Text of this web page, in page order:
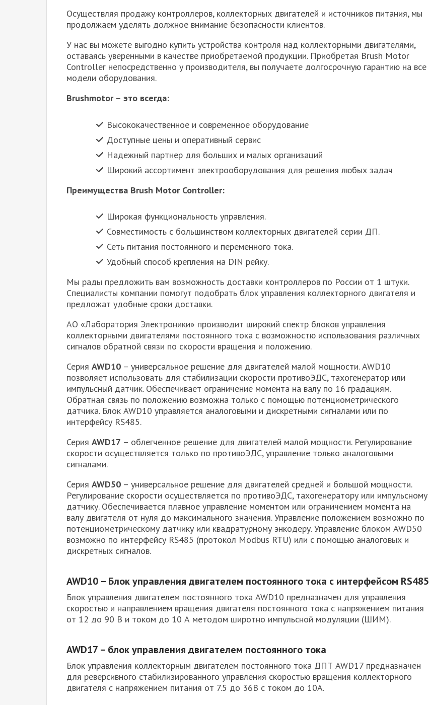
Осуществляя продажу контроллеров, коллекторных двигателей и источников питания, мы
продолжаем уделять должное внимание безопасности клиентов.
У нас вы можете выгодно купить устройства контроля над коллекторными двигателями,
оставаясь уверенными в качестве приобретаемой продукции. Приобретая Brush Motor
Controller непосредственно у производителя, вы получаете долгосрочную гарантию на все
модели оборудования.
Brushmotor – это всегда:
Высококачественное и современное оборудование
Доступные цены и оперативный сервис
Надежный партнер для больших и малых организаций
Широкий ассортимент электрооборудования для решения любых задач
Преимущества Brush Motor Controller:
Широкая функциональность управления.
Совместимость с большинством коллекторных двигателей серии ДП.
Сеть питания постоянного и переменного тока.
Удобный способ крепления на DIN рейку.
Мы рады предложить вам возможность доставки контроллеров по России от 1 штуки.
Специалисты компании помогут подобрать блок управления коллекторного двигателя и
предложат удобные сроки доставки.
АО «Лаборатория Электроники» производит широкий спектр блоков управления
коллекторными двигателями постоянного тока с возможностю использования различных
сигналов обратной связи по скорости вращения и положению.
Серия AWD10 – универсальное решение для двигателей малой мощности. AWD10
позволяет использовать для стабилизации скорости противоЭДС, тахогенератор или
импульсный датчик. Обеспечивает ограничение момента на валу по 16 градациям.
Обратная связь по положению возможна только с помощью потенциометрического
датчика. Блок AWD10 управляется аналоговыми и дискретными сигналами или по
интерфейсу RS485.
Серия AWD17 – облегченное решение для двигателей малой мощности. Регулирование
скорости осуществляется только по противоЭДС, управление только аналоговыми
сигналами.
Серия AWD50 – универсальное решение для двигателей средней и большой мощности.
Регулирование скорости осуществляется по противоЭДС, тахогенератору или импульсному
датчику. Обеспечивается плавное управление моментом или ограничением момента на
валу двигателя от нуля до максимального значения. Управление положением возможно по
потенциометрическому датчику или квадратурному энкодеру. Управление блоком AWD50
возможно по интерфейсу RS485 (протокол Modbus RTU) или с помощью аналоговых и
дискретных сигналов.
AWD10 – Блок управления двигателем постоянного тока с интерфейсом RS485​
Блок управления двигателем постоянного тока AWD10 предназначен для управления
скоростью и направлением вращения двигателя постоянного тока с напряжением питания
от 12 до 90 В и током до 10 А методом широтно импульсной модуляции (ШИМ).
AWD17 – блок управления двигателем постоянного тока
Блок управления коллекторным двигателем постоянного тока ДПТ AWD17 предназначен
для реверсивного стабилизированного управления скоростью вращения коллекторного
двигателя с напряжением питания от 7.5 до 36В с током до 10А.